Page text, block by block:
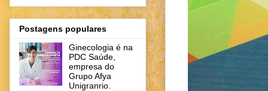
Postagens populares
Ginecologia é na
PDC Saúde,
empresa do
Grupo Afya
Unigranrio.